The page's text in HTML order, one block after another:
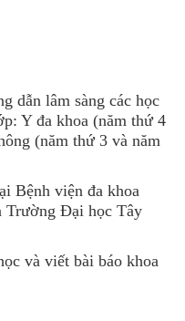
dẫn lâm sàng các học
Y đa khoa (năm thứ 4
(năm thứ 3 và năm
Bệnh viện đa khoa
Trường Đại học Tây
và viết bài báo khoa